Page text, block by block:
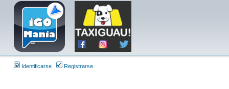
Identificarse Registrarse